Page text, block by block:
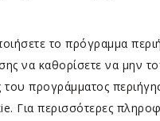
το πρόγραμμα
να καθορίσετε να μην
του προγράμματος
Για περισσότερες